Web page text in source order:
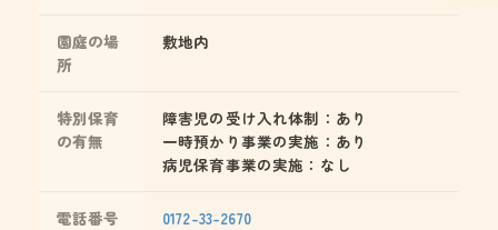
園庭の場
所
敷地内
特別保育
の有無
障害児の受け入れ体制：あり
一時預かり事業の実施：あり
病児保育事業の実施：なし
電話番号 0172-33-2670